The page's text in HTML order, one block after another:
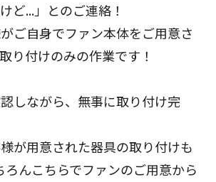
ど...」とのご連絡！
ご自身でファン本体をご用意さ
り付けのみの作業です！
しながら、無事に取り付け完
が用意された器具の取り付けも
ろんこちらでファンのご用意から